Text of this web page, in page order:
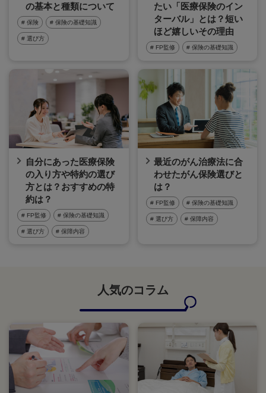
の基本と種類について
# 保険 # 保険の基礎知識
# 選び方
たい「医療保険のイン
ターバル」とは？短い
ほど嬉しいその理由
# FP監修 # 保険の基礎知識
自分にあった医療保険
の入り方や特約の選び
方とは？おすすめの特
約は？
# FP監修 # 保険の基礎知識
# 選び方 # 保障内容
最近のがん治療法に合
わせたがん保険選びと
は？
# FP監修 # 保険の基礎知識
# 選び方 # 保障内容
人気のコラム